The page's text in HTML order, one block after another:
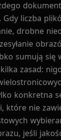
liczba
drobne
sumują się
zasad:
konkretna
które nie
jeśli